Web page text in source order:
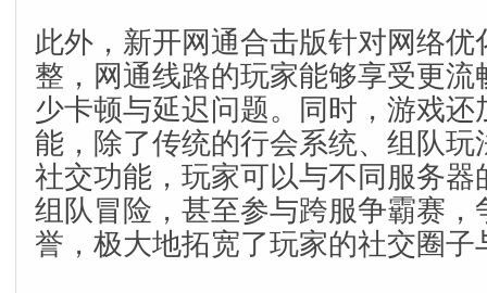
此外，新开网通合击版针对网络优
整，网通线路的玩家能够享受更流
少卡顿与延迟问题。同时，游戏还
能，除了传统的行会系统、组队玩
社交功能，玩家可以与不同服务器
组队冒险，甚至参与跨服争霸赛，
誉，极大地拓宽了玩家的社交圈子